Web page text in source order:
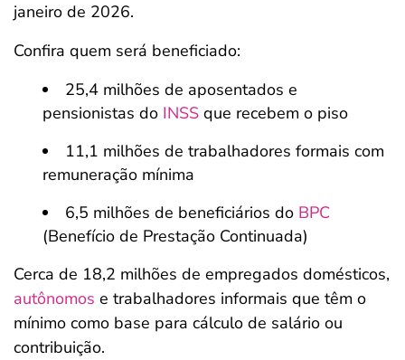
janeiro de 2026.
Confira quem será beneficiado:
25,4 milhões de aposentados e
pensionistas do INSS que recebem o piso
11,1 milhões de trabalhadores formais com
remuneração mínima
6,5 milhões de beneficiários do BPC
(Benefício de Prestação Continuada)
Cerca de 18,2 milhões de empregados domésticos,
autônomos e trabalhadores informais que têm o
mínimo como base para cálculo de salário ou
contribuição.